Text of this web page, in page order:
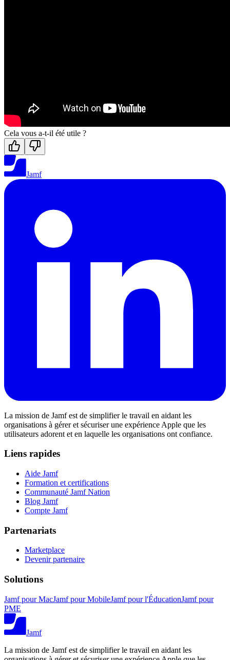
Cela vous a-t-il été utile ?
Jamf
La mission de Jamf est de simplifier le travail en aidant les
organisations à gérer et sécuriser une expérience Apple que les
utilisateurs adorent et en laquelle les organisations ont confiance.
Liens rapides
Aide Jamf
Formation et certifications
Communauté Jamf Nation
Blog Jamf
Compte Jamf
Partenariats
Marketplace
Devenir partenaire
Solutions
Jamf pour MacJamf pour MobileJamf pour l'ÉducationJamf pour
PME
Jamf
La mission de Jamf est de simplifier le travail en aidant les